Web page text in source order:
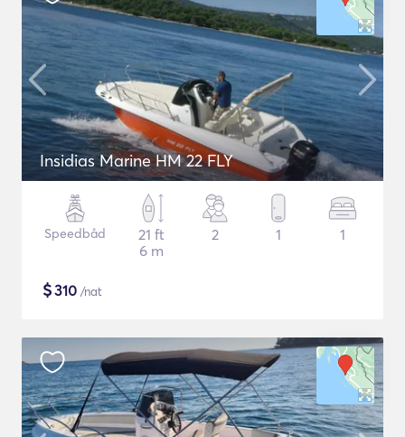
Insidias Marine HM 22 FLY
Speedbåd
21 ft
6 m
2 1 1
$310 /nat